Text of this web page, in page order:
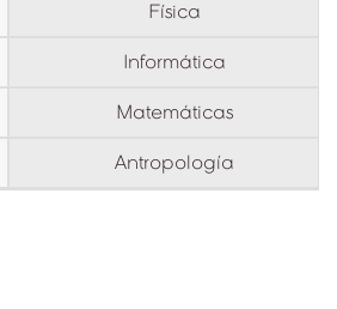
Física
Informática
Matemáticas
Antropología